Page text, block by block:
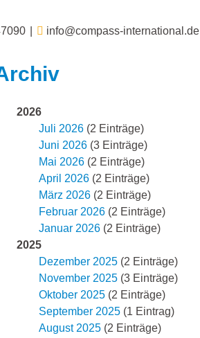
info@compass-international.de
2026
Juli 2026 (2 Einträge)
Juni 2026 (3 Einträge)
Mai 2026 (2 Einträge)
April 2026 (2 Einträge)
März 2026 (2 Einträge)
Februar 2026 (2 Einträge)
Januar 2026 (2 Einträge)
2025
Dezember 2025 (2 Einträge)
November 2025 (3 Einträge)
Oktober 2025 (2 Einträge)
September 2025 (1 Eintrag)
August 2025 (2 Einträge)